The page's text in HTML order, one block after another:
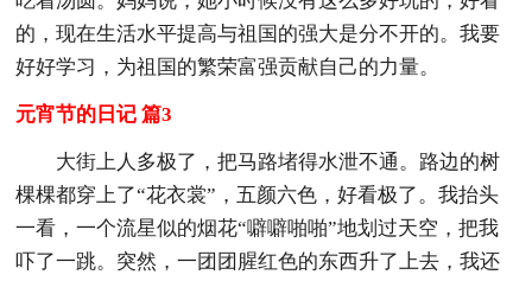
的，现在生活水平提高与祖国的强大是分不开的。我要
好好学习，为祖国的繁荣富强贡献自己的力量。
元宵节的日记 篇3
大街上人多极了，把马路堵得水泄不通。路边的树
棵棵都穿上了“花衣裳”，五颜六色，好看极了。我抬头
一看，一个流星似的烟花“噼噼啪啪”地划过天空，把我
吓了一跳。突然，一团团腥红色的东西升了上去，我还